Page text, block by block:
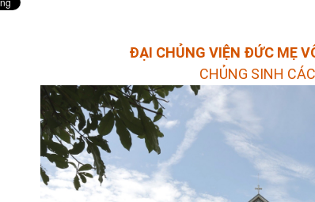
ĐẠI CHỦNG VIỆN ĐỨC MẸ
CHỦNG SINH